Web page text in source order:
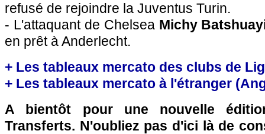
refusé de rejoindre la Juventus Turin.
- L'attaquant de Chelsea Michy
en prêt à Anderlecht.
+ Les tableaux mercato des clubs de
+ Les tableaux mercato à l'étranger
A bientôt pour une nouvelle
Transferts. N'oubliez pas d'ici là de